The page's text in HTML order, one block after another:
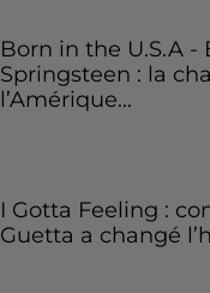
Born in the U.S.A -
Springsteen : la
l’Amérique...
I Gotta Feeling :
Guetta a changé